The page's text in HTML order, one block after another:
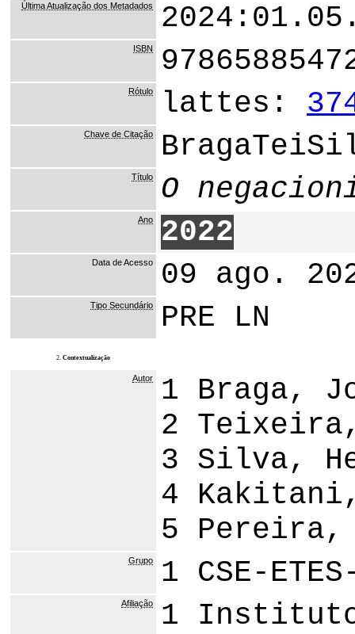
Última Atualização dos Metadados
ISBN
Rótulo lattes:
Chave de Citação
Título O
Ano 2022
Data de Acesso 09 ago.
Tipo Secundário PRE LN
2. Contextualização
Autor
1 Braga,
2
3 Silva,
4 Kakitani,
5 Pereira,
Grupo 1 CSE-
Afiliação 1 Instituto